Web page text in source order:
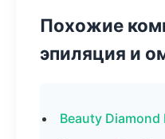
Похожие
эпиляция и
Beauty